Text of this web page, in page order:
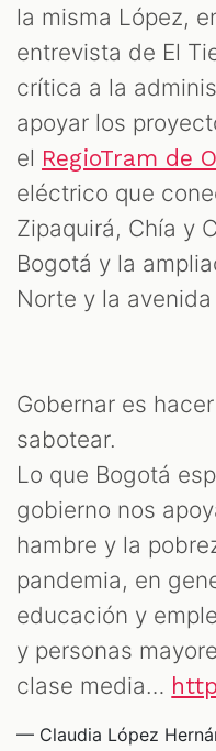
la misma López,
entrevista de El
crítica a la
apoyar los
el RegioTram de
eléctrico que
Zipaquirá, Chía y
Bogotá y la
Norte y la
Gobernar es
sabotear.
Lo que Bogotá
gobierno nos
hambre y la
pandemia, en
educación y
y personas
clase media…
— Claudia López